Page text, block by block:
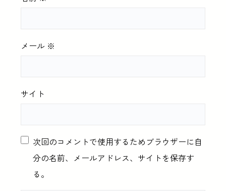
メール ※
サイト
次回のコメントで使用するためブラウザーに自
分の名前、メールアドレス、サイトを保存す
る。